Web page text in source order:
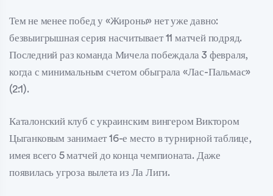
Тем не менее побед у «Жироны» нет уже давно:
безвыигрышная серия насчитывает 11 матчей подряд.
Последний раз команда Мичела побеждала 3 февраля,
когда с минимальным счетом обыграла «Лас-Пальмас»
(2:1).
Каталонский клуб с украинским вингером Виктором
Цыганковым занимает 16-е место в турнирной таблице,
имея всего 5 матчей до конца чемпионата. Даже
появилась угроза вылета из Ла Лиги.